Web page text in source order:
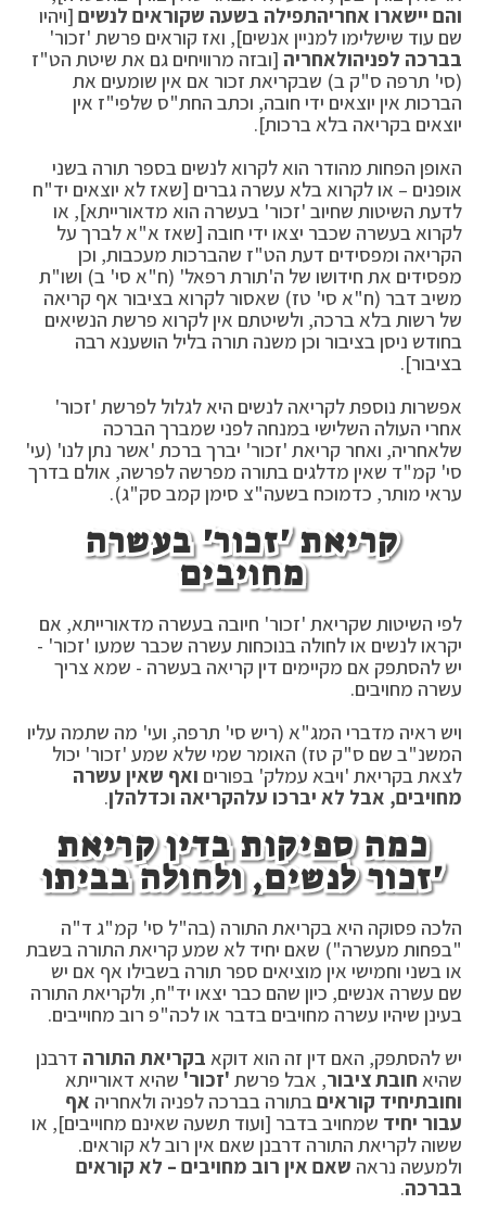
והם יישארו אחריהתפילה בשעה שקוראים לנשים [ויהיו
שם עוד שישלימו למניין אנשים], ואז קוראים פרשת 'זכור'
בברכה לפניהולאחריה [ובזה מרוויחים גם את שיטת הט"ז
(סי' תרפה ס"ק ב) שבקריאת זכור אם אין שומעים את
הברכות אין יוצאים ידי חובה, וכתב החת"ס שלפי"ז אין
יוצאים בקריאה בלא ברכות].
האופן הפחות מהודר הוא לקרוא לנשים בספר תורה בשני
אופנים – או לקרוא בלא עשרה גברים [שאז לא יוצאים יד"ח
לדעת השיטות שחיוב 'זכור' בעשרה הוא מדאורייתא], או
לקרוא בעשרה שכבר יצאו ידי חובה [שאז א"א לברך על
הקריאה ומפסידים דעת הט"ז שהברכות מעכבות, וכן
מפסידים את חידושו של ה'תורת רפאל' (ח"א סי' ב) ושו"ת
משיב דבר (ח"א סי' טז) שאסור לקרוא בציבור אף קריאה
של רשות בלא ברכה, ולשיטתם אין לקרוא פרשת הנשיאים
בחודש ניסן בציבור וכן משנה תורה בליל הושענא רבה
בציבור].
אפשרות נוספת לקריאה לנשים היא לגלול לפרשת 'זכור'
אחרי העולה השלישי במנחה לפני שמברך הברכה
שלאחריה, ואחר קריאת 'זכור' יברך ברכת 'אשר נתן לנו' (עי'
סי' קמ"ד שאין מדלגים בתורה מפרשה לפרשה, אולם בדרך
עראי מותר, כדמוכח בשעה"צ סימן קמב סק"ג).
קריאת 'זכור' בעשרה
מחויבים
לפי השיטות שקריאת 'זכור' חיובה בעשרה מדאורייתא, אם
יקראו לנשים או לחולה בנוכחות עשרה שכבר שמעו 'זכור' -
יש להסתפק אם מקיימים דין קריאה בעשרה - שמא צריך
עשרה מחויבים.
ויש ראיה מדברי המג"א (ריש סי' תרפה, ועי' מה שתמה עליו
המשנ"ב שם ס"ק טז) האומר שמי שלא שמע 'זכור' יכול
לצאת בקריאת 'ויבא עמלק' בפורים ואף שאין עשרה
מחויבים, אבל לא יברכו עלהקריאה וכדלהלן.
כמה ספיקות בדין קריאת
'זכור לנשים, ולחולה בביתו
הלכה פסוקה היא בקריאת התורה (בה"ל סי' קמ"ג ד"ה
"בפחות מעשרה") שאם יחיד לא שמע קריאת התורה בשבת
או בשני וחמישי אין מוציאים ספר תורה בשבילו אף אם יש
שם עשרה אנשים, כיון שהם כבר יצאו יד"ח, ולקריאת התורה
בעינן שיהיו עשרה מחויבים בדבר או לכה"פ רוב מחוייבים.
יש להסתפק, האם דין זה הוא דוקא בקריאת התורה דרבנן
שהיא חובת ציבור, אבל פרשת 'זכור' שהיא דאורייתא
וחובתיחיד קוראיםבתורה בברכה לפניה ולאחריה אף
עבור יחיד שמחויב בדבר [ועוד תשעה שאינם מחוייבים], או
ששוה לקריאת התורה דרבנן שאם אין רוב לא קוראים.
ולמעשה נראה שאם אין רוב מחויבים – לא קוראים
בברכה.